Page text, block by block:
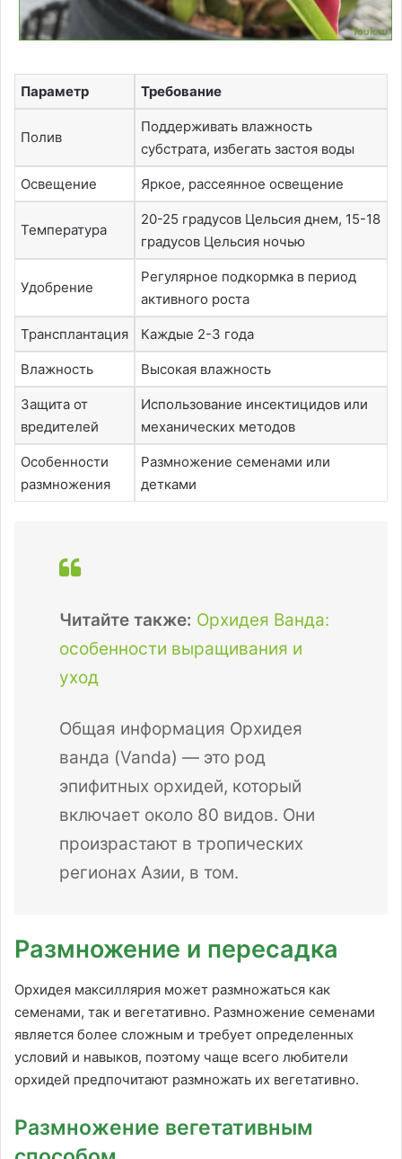
Параметр Требование
Полив
Поддерживать влажность
субстрата, избегать застоя воды
Освещение Яркое, рассеянное освещение
Температура
20-25 градусов Цельсия днем, 15-18
градусов Цельсия ночью
Удобрение
Регулярное подкормка в период
активного роста
Трансплантация Каждые 2-3 года
Влажность Высокая влажность
Защита от
вредителей
Использование инсектицидов или
механических методов
Особенности
размножения
Размножение семенами или
детками
Читайте также: Орхидея Ванда:
особенности выращивания и
уход
Общая информация Орхидея
ванда (Vanda) — это род
эпифитных орхидей, который
включает около 80 видов. Они
произрастают в тропических
регионах Азии, в том.
Размножение и пересадка
Орхидея максиллярия может размножаться как
семенами, так и вегетативно. Размножение семенами
является более сложным и требует определенных
условий и навыков, поэтому чаще всего любители
орхидей предпочитают размножать их вегетативно.
Размножение вегетативным